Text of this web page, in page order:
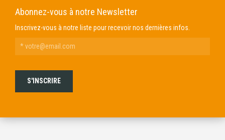
Abonnez-vous à notre Newsletter
Inscrivez-vous à notre liste pour recevoir nos dernières infos.